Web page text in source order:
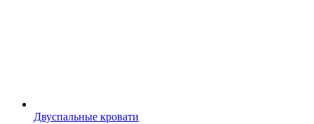
Двуспальные кровати